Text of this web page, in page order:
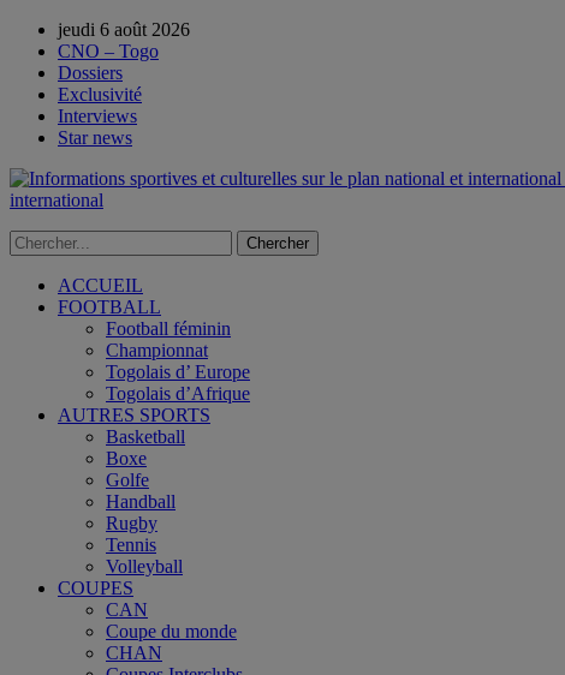
jeudi 6 août 2026
CNO – Togo
Dossiers
Exclusivité
Interviews
Star news
international
ACCUEIL
FOOTBALL
Football féminin
Championnat
Togolais d’ Europe
Togolais d’Afrique
AUTRES SPORTS
Basketball
Boxe
Golfe
Handball
Rugby
Tennis
Volleyball
COUPES
CAN
Coupe du monde
CHAN